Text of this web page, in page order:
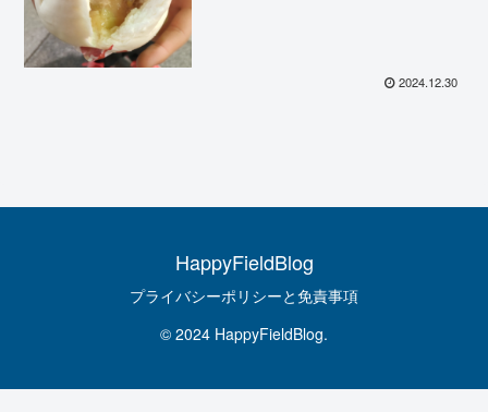
2024.12.30
HappyFieldBlog
プライバシーポリシーと免責事項
© 2024 HappyFieldBlog.